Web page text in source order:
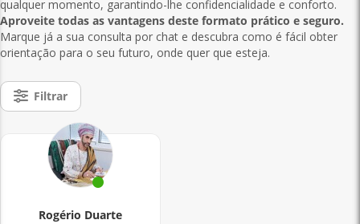
qualquer momento, garantindo-lhe confidencialidade e conforto.
Aproveite todas as vantagens deste formato prático e seguro.
Marque já a sua consulta por chat e descubra como é fácil obter
orientação para o seu futuro, onde quer que esteja.
Filtrar
Rogério Duarte